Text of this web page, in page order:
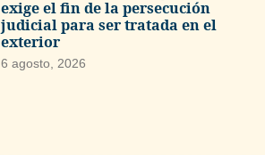
exige el fin de la persecución
judicial para ser tratada en el
exterior
6 agosto, 2026